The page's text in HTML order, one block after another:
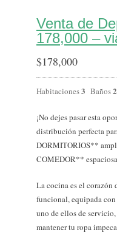
Venta de
178,000 –
$178,000
Habitaciones3 Baños2
¡No dejes pasar esta
distribución perfecta
DORMITORIOS**
COMEDOR**
La cocina es el
funcional, equipada
uno de ellos de
mantener tu ropa